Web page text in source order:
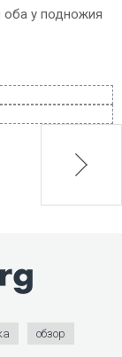
оба у подножия
next
обзор